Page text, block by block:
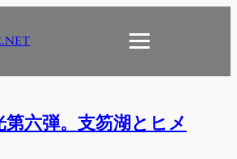
第六弾。支笏湖とヒメ